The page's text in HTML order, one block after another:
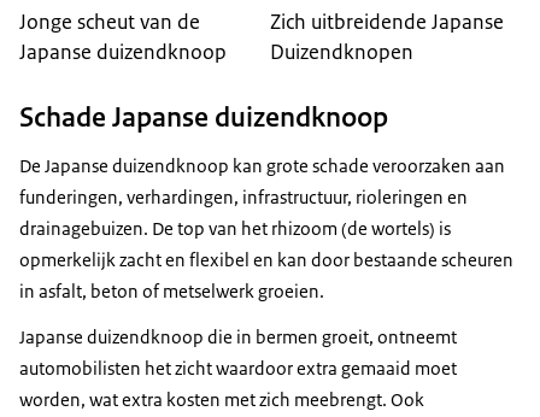
Jonge scheut van de
Japanse duizendknoop
Zich uitbreidende Japanse
Duizendknopen
Schade Japanse duizendknoop
De Japanse duizendknoop kan grote schade veroorzaken aan
funderingen, verhardingen, infrastructuur, rioleringen en
drainagebuizen. De top van het rhizoom (de wortels) is
opmerkelijk zacht en flexibel en kan door bestaande scheuren
in asfalt, beton of metselwerk groeien.
Japanse duizendknoop die in bermen groeit, ontneemt
automobilisten het zicht waardoor extra gemaaid moet
worden, wat extra kosten met zich meebrengt. Ook